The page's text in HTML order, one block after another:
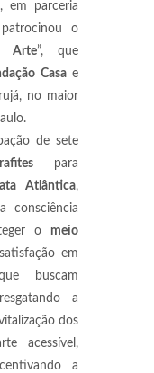
em parceria
o
Arte”, que
Casae
no maior
de sete
para
Atlântica,
consciência
o meio
em
buscam
a
dos
acessível,
a